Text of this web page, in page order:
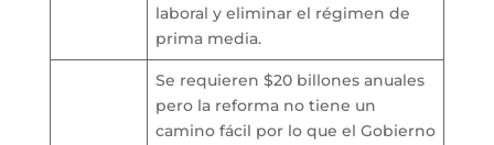
laboral y eliminar el régimen de
prima media.
Se requieren $20 billones anuales
pero la reforma no tiene un
camino fácil por lo que el Gobierno